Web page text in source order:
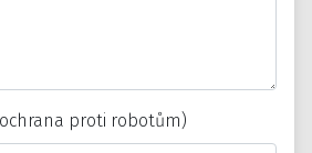
proti robotům)